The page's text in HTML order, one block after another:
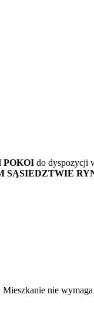
POKOI do dyspozycji
SĄSIEDZTWIE
nie